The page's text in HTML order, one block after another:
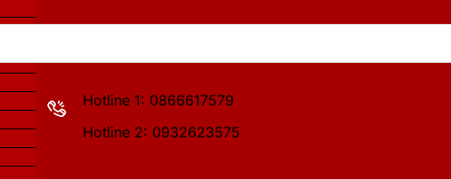
Hotline 1: 0866617579
Hotline 2: 0932623575